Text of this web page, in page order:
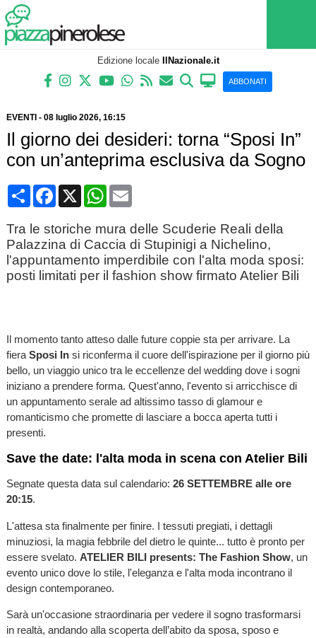
Edizione locale IlNazionale.it
ABBONATI
EVENTI - 08 luglio 2026, 16:15
Il giorno dei desideri: torna “Sposi In”
con un’anteprima esclusiva da Sogno
CondividiFacebook
X WhatsApp
Email
Tra le storiche mura delle Scuderie Reali della
Palazzina di Caccia di Stupinigi a Nichelino,
l'appuntamento imperdibile con l'alta moda sposi:
posti limitati per il fashion show firmato Atelier Bili
Il momento tanto atteso dalle future coppie sta per arrivare. La
fiera Sposi Insi riconferma il cuore dell'ispirazione per il giorno più
bello, un viaggio unico tra le eccellenze del wedding dove i sogni
iniziano a prendere forma. Quest'anno, l'evento si arricchisce di
un appuntamento serale ad altissimo tasso di glamour e
romanticismo che promette di lasciare a bocca aperta tutti i
presenti.
Save the date: l'alta moda in scena con Atelier Bili
Segnate questa data sul calendario: 26 SETTEMBRE alle ore
20:15.
L'attesa sta finalmente per finire. I tessuti pregiati, i dettagli
minuziosi, la magia febbrile del dietro le quinte... tutto è pronto per
essere svelato. ATELIER BILI presents: The Fashion Show, un
evento unico dove lo stile, l'eleganza e l'alta moda incontrano il
design contemporaneo.
Sarà un'occasione straordinaria per vedere il sogno trasformarsi
in realtà, andando alla scoperta dell’abito da sposa, sposo e